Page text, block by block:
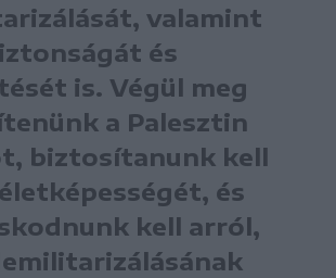
valamint
és
is. Végül meg
a Palesztin
biztosítanunk kell
és
kell arról,